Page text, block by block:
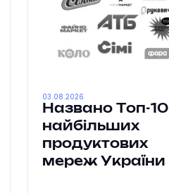
Названо Топ-10
найбільших
продуктових
мереж України
03.08.2026